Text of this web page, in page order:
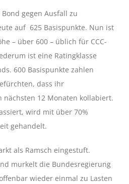
gegen Ausfall zu
auf 625 Basispunkte. Nun ist
– über 600 – üblich für CCC-
ist eine Ratingklasse
600 Basispunkte zahlen
dass ihr
12 Monaten kollabiert.
wird mit über 70%
gehandelt.
als Ramsch eingestuft.
murkelt die Bundesregierung
wieder einmal zu Lasten